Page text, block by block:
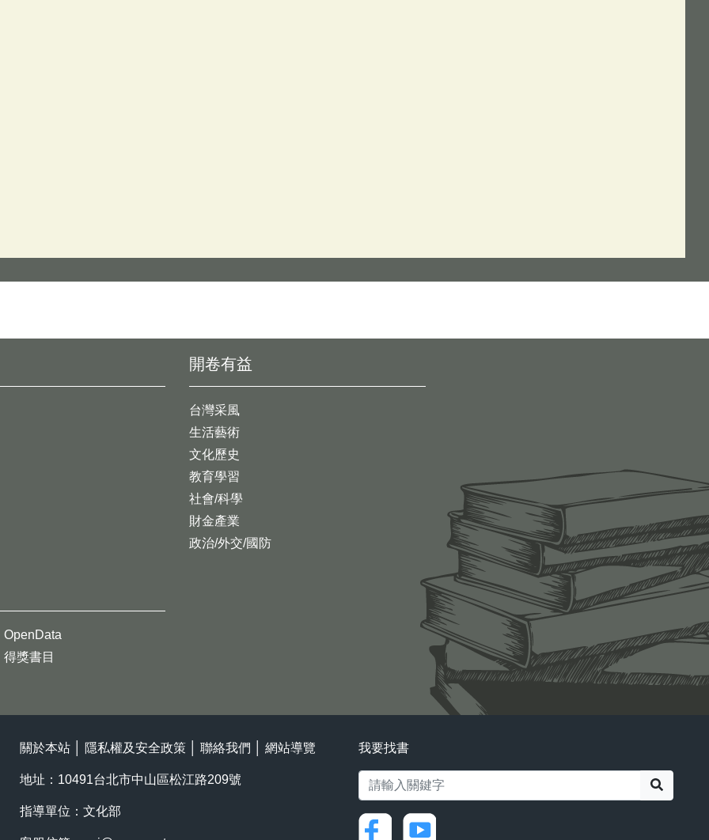
開卷有益
台灣采風
生活藝術
文化歷史
教育學習
社會/科學
財金產業
政治/外交/國防
OpenData
得獎書目
關於本站 隱私權及安全政策 聯絡我們 網站導覽
地址：10491台北市中山區松江路209號
指導單位：文化部
我要找書